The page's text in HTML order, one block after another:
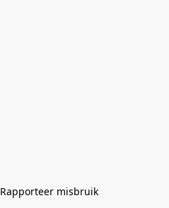
Rapporteer misbruik